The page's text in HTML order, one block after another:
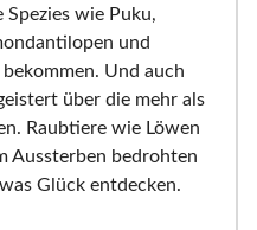
Spezies wie Puku,
und
Und auch
über die mehr als
Raubtiere wie Löwen
Aussterben bedrohten
Glück entdecken.